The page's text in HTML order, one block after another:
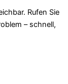
Rufen Sie
– schnell,